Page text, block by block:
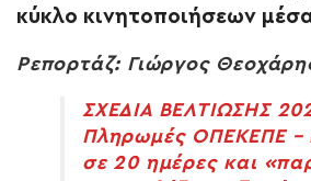
κύκλο κινητοποιήσεων
Ρεπορτάζ: Γιώργος
ΣΧΕΔΙΑ ΒΕΛΤΙΩΣΗΣ
Πληρωμές ΟΠΕΚΕΠΕ –
σε 20 ημέρες και